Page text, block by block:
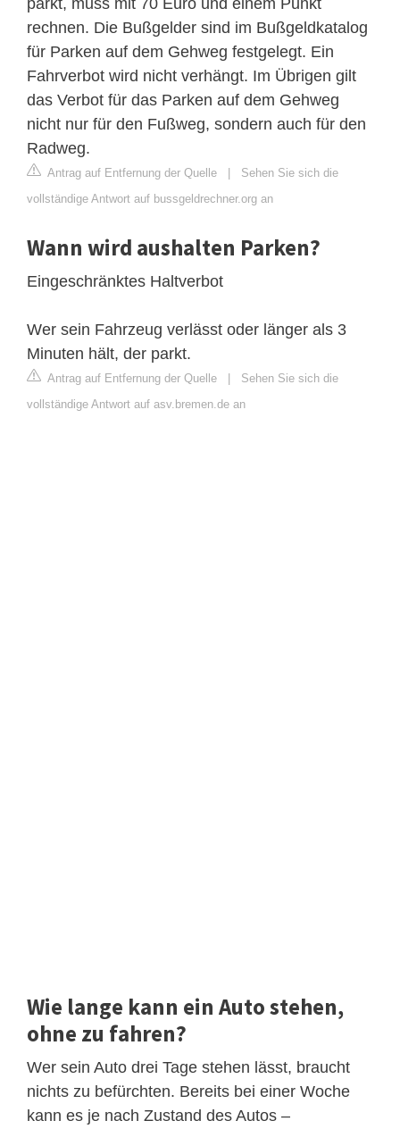
rechnen. Die Bußgelder sind im Bußgeldkatalog
für Parken auf dem Gehweg festgelegt. Ein
Fahrverbot wird nicht verhängt. Im Übrigen gilt
das Verbot für das Parken auf dem Gehweg
nicht nur für den Fußweg, sondern auch für den
Radweg.
Antrag auf Entfernung der Quelle | Sehen Sie sich die
vollständige Antwort auf bussgeldrechner.org an
Wann wird aushalten Parken?
Eingeschränktes Haltverbot
Wer sein Fahrzeug verlässt oder länger als 3
Minuten hält, der parkt.
Antrag auf Entfernung der Quelle | Sehen Sie sich die
vollständige Antwort auf asv.bremen.de an
Wie lange kann ein Auto stehen,
ohne zu fahren?
Wer sein Auto drei Tage stehen lässt, braucht
nichts zu befürchten. Bereits bei einer Woche
kann es je nach Zustand des Autos –